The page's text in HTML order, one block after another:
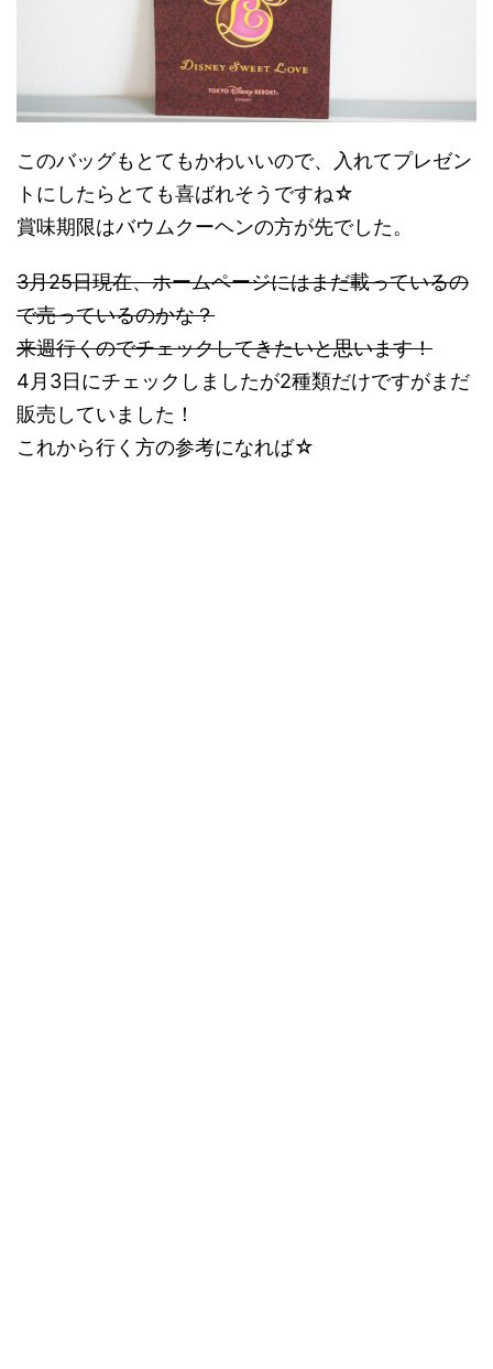
このバッグもとてもかわいいので、入れてプレゼン
トにしたらとても喜ばれそうですね☆
賞味期限はバウムクーヘンの方が先でした。
3月25日現在、ホームページにはまだ載っているの
で売っているのかな？
来週行くのでチェックしてきたいと思います！
4月3日にチェックしましたが2種類だけですがまだ
販売していました！
これから行く方の参考になれば☆